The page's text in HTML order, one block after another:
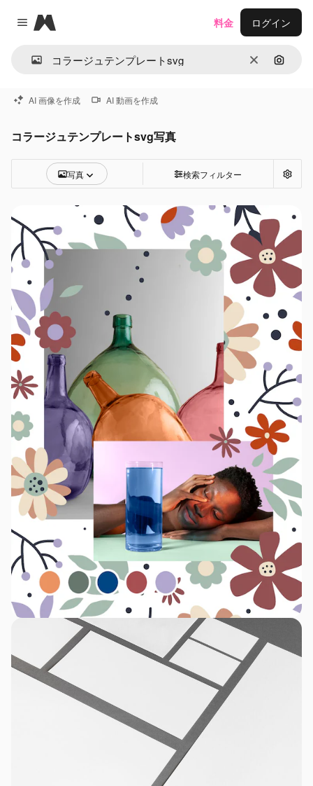
Close menu
Magnific
消去 画像で
料金 ログイン
AI 画像を作成 AI 動画を作成
コラージュテンプレートsvg写真
写真 検索フィルター